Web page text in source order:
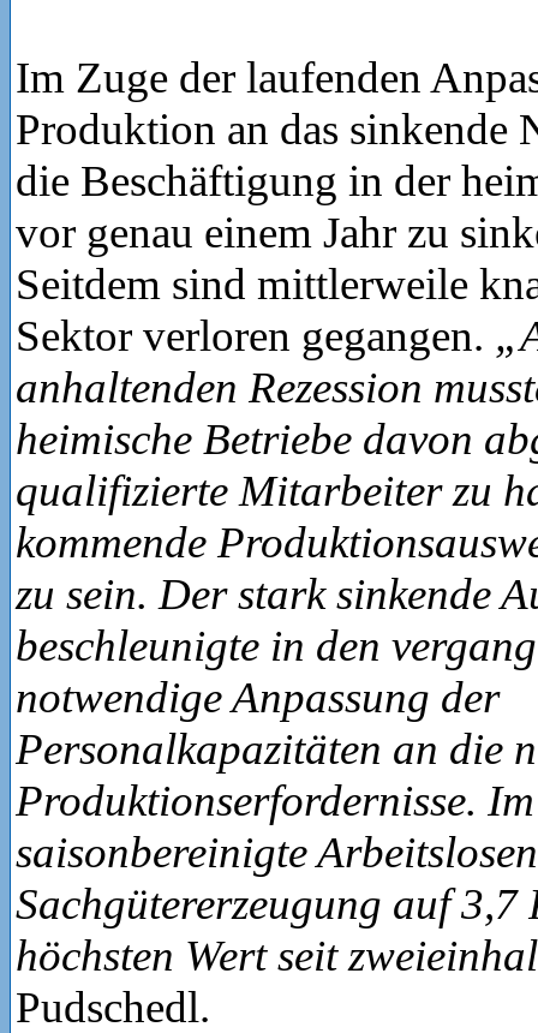
Im Zuge der laufenden
Produktion an das sinkende
die Beschäftigung in der
vor genau einem Jahr zu
Seitdem sind mittlerweile
Sektor verloren gegangen.
anhaltenden Rezession
heimische Betriebe davon
qualifizierte Mitarbeiter zu
kommende
zu sein. Der stark sinkende
beschleunigte in den
notwendige Anpassung der
Personalkapazitäten an die
Produktionserfordernisse.
saisonbereinigte
Sachgütererzeugung auf 3,7
höchsten Wert seit
Pudschedl.